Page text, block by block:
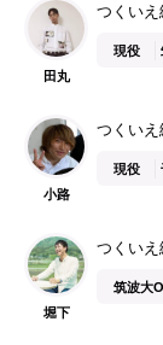
田丸
つくいえ
現役
小路
つくいえ
現役
堀下
つくい
筑波大